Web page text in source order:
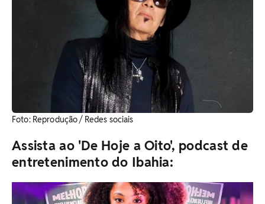
Foto: Reprodução / Redes sociais
Assista ao 'De Hoje a Oito', podcast de
entretenimento do Ibahia: